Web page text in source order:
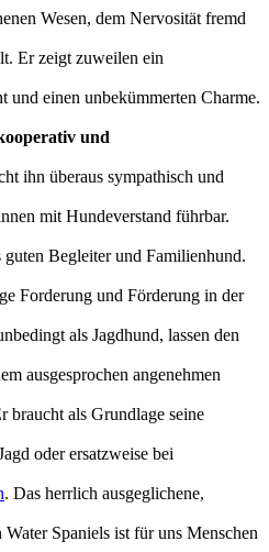
Wesen, dem Nervosität fremd
Er zeigt zuweilen ein
und einen unbekümmerten Charme.
und
ihn überaus sympathisch und
mit Hundeverstand führbar.
Begleiter und Familienhund.
Forderung und Förderung in der
als Jagdhund, lassen den
ausgesprochen angenehmen
als Grundlage seine
oder ersatzweise bei
. Das herrlich ausgeglichene,
Water Spaniels ist für uns Menschen